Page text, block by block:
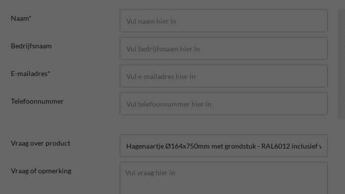
Naam*
Bedrijfsnaam
E-mailadres*
Telefoonnummer
Vraag over product
Vraag of opmerking